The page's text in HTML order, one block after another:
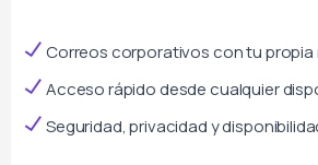
Correos corporativos con tu propia
Acceso rápido desde cualquier
Seguridad, privacidad y